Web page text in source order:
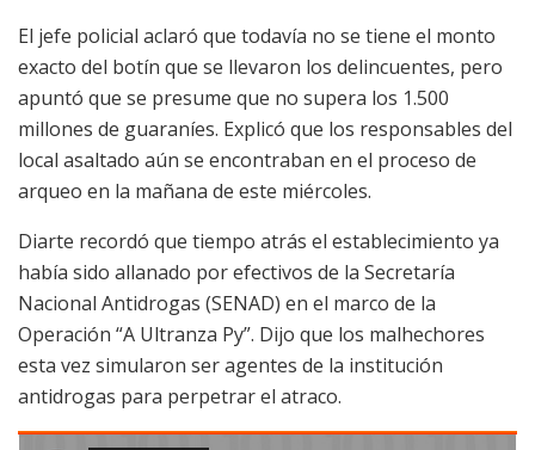
El jefe policial aclaró que todavía no se tiene el monto
exacto del botín que se llevaron los delincuentes, pero
apuntó que se presume que no supera los 1.500
millones de guaraníes. Explicó que los responsables del
local asaltado aún se encontraban en el proceso de
arqueo en la mañana de este miércoles.
Diarte recordó que tiempo atrás el establecimiento ya
había sido allanado por efectivos de la Secretaría
Nacional Antidrogas (SENAD) en el marco de la
Operación “A Ultranza Py”. Dijo que los malhechores
esta vez simularon ser agentes de la institución
antidrogas para perpetrar el atraco.